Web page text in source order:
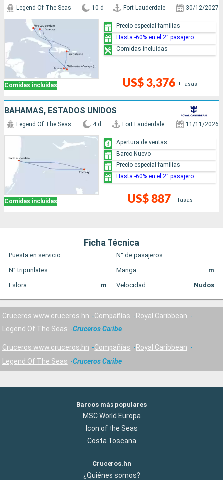
Comidas incluidas
Legend Of The Seas 10 d Fort Lauderdale 30/12/2027
US$ 3,376 +Tasas
Precio especial familias
Hasta -60% en el 2° pasajero
Comidas incluidas
BAHAMAS, ESTADOS UNIDOS
Comidas incluidas
Legend Of The Seas 4 d Fort Lauderdale 11/11/2026
US$ 887 +Tasas
Apertura de ventas
Barco Nuevo
Precio especial familias
Hasta -60% en el 2° pasajero
Ficha Técnica
Puesta en servicio:
N° de pasajeros:
N° tripunlates:
Manga:
m
Eslora:
m Velocidad: Nudos
Cruceros www.cruceros.hn Compañías
Royal Caribbean
Legend Of The Seas
Cruceros Caribe
Cruceros www.cruceros.hn Compañías
Royal Caribbean
Legend Of The Seas
Cruceros Caribe
Barcos más populares
MSC World Europa
Icon of the Seas
Costa Toscana
Cruceros.hn
¿Quiénes somos?